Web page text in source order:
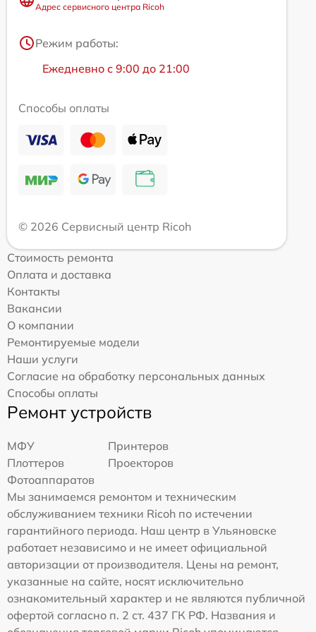
Адрес сервисного центра Ricoh
Режим работы:
Ежедневно с 9:00 до 21:00
Способы оплаты
© 2026 Сервисный центр Ricoh
Стоимость ремонта
Оплата и доставка
Контакты
Вакансии
О компании
Ремонтируемые модели
Наши услуги
Согласие на обработку персональных данных
Способы оплаты
Ремонт устройств
МФУ
Принтеров
Плоттеров
Проекторов
Фотоаппаратов
Мы занимаемся ремонтом и техническим
обслуживанием техники Ricoh по истечении
гарантийного периода. Наш центр в Ульяновске
работает независимо и не имеет официальной
авторизации от производителя. Цены на ремонт,
указанные на сайте, носят исключительно
ознакомительный характер и не являются публичной
офертой согласно п. 2 ст. 437 ГК РФ. Названия и